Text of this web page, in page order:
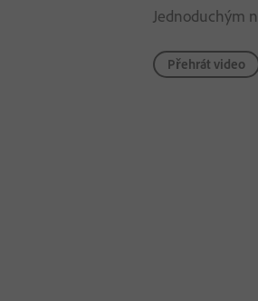
Jednoduchým
Přehrát video